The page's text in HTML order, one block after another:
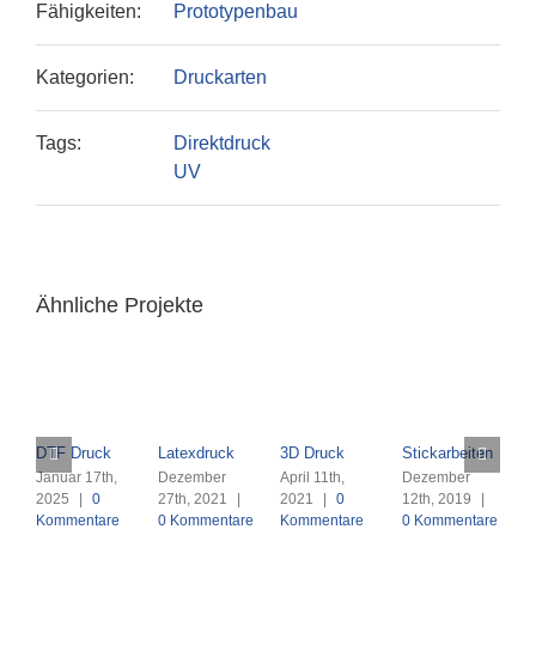
Fähigkeiten:
Prototypenbau
Kategorien: Druckarten
Tags:
Direktdruck
UV
Ähnliche Projekte
DTF Druck
Januar 17th,
2025
|
0
Kommentare
Latexdruck
Dezember
27th, 2021
|
0 Kommentare
3D Druck
April 11th,
2021
|
0
Kommentare
Stickarbeiten
Dezember
12th, 2019
|
0 Kommentare